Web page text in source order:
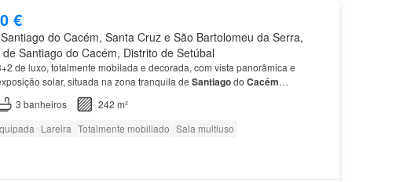
€
do Cacém, Santa Cruz e São Bartolomeu da Serra,
Santiago do Cacém, Distrito de Setúbal
de luxo, totalmente mobilada e decorada, com vista panorâmica e
solar, situada na zona tranquila de Santiagodo Cacém…
3 banheiros
242 m²
Lareira Totalmente mobiliado Sala multiuso